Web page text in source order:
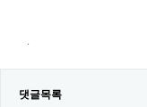
.
댓글목록